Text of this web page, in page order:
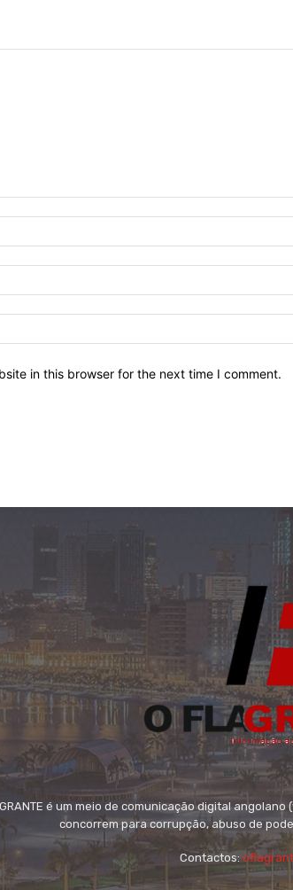
in this browser for the next time I comment.
é um meio de comunicação digital
concorrem para corrupção, abuso de
Contactos: